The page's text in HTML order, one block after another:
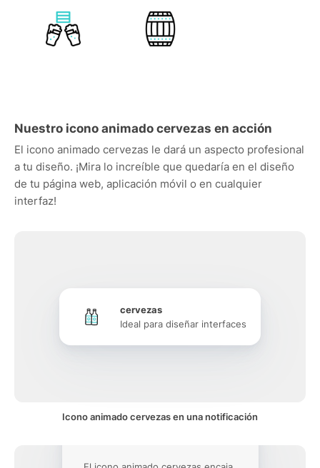
Nuestro icono animado cervezas en acción
El icono animado cervezas le dará un aspecto profesional
a tu diseño. ¡Mira lo increíble que quedaría en el diseño
de tu página web, aplicación móvil o en cualquier
interfaz!
cervezas
Ideal para diseñar interfaces
Icono animado cervezas en una notificación